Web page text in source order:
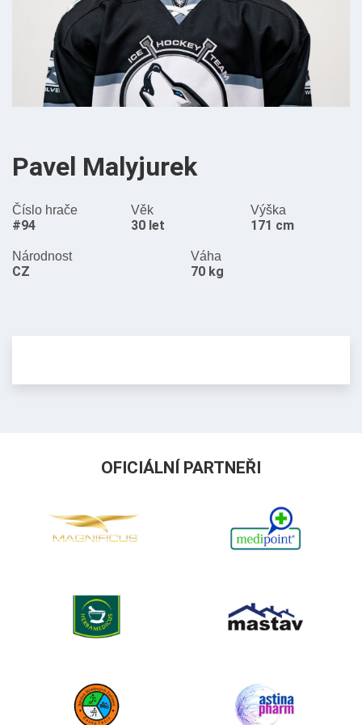
Pavel Malyjurek
Číslo hrače
#94
Věk
30 let
Výška
171 cm
Národnost
CZ
Váha
70 kg
OFICIÁLNÍ PARTNEŘI